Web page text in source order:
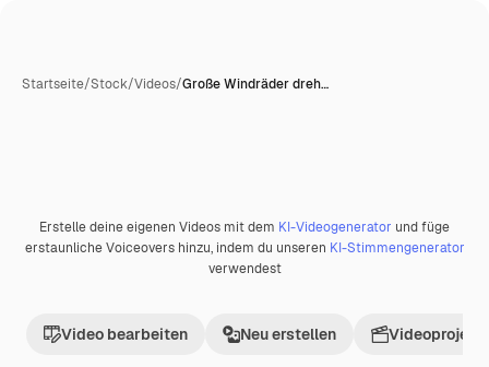
Startseite/Stock/Videos/Große Windräder dreh…
Premium
Erstelle deine eigenen Videos mit dem KI-Videogenerator und füge
erstaunliche Voiceovers hinzu, indem du unseren KI-Stimmengenerator
verwendest
Video bearbeiten Neu erstellen Videoprojekt